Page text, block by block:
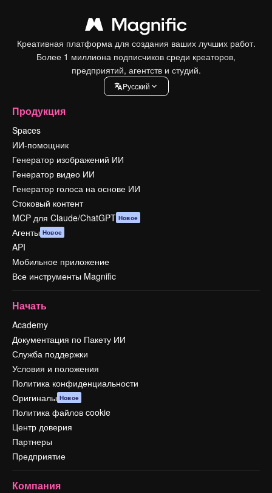
Креативная платформа для создания ваших лучших работ.
Более 1 миллиона подписчиков среди креаторов,
предприятий, агентств и студий.
Pусский
Продукция
Spaces
ИИ-помощник
Генератор изображений ИИ
Генератор видео ИИ
Генератор голоса на основе ИИ
Стоковый контент
MCP для Claude/ChatGPT Новое
Агенты Новое
API
Мобильное приложение
Все инструменты Magnific
Начать
Academy
Документация по Пакету ИИ
Служба поддержки
Условия и положения
Политика конфиденциальности
Оригиналы Новое
Политика файлов cookie
Центр доверия
Партнеры
Предприятие
Компания